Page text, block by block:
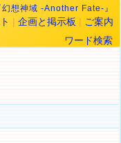
想神域 -Another Fate-』
| 企画と掲示板 | ご案内
ワード検索